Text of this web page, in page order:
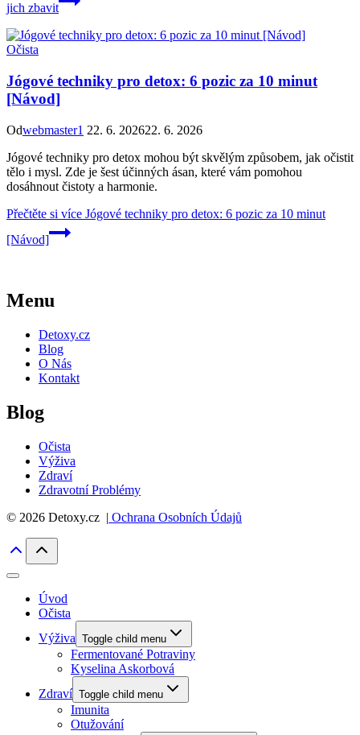
jich zbavit
Očista
Jógové techniky pro detox: 6 pozic za 10 minut
[Návod]
Odwebmaster1 22. 6. 202622. 6. 2026
Jógové techniky pro detox mohou být skvělým způsobem, jak očistit
tělo i mysl. Zde je šest účinných ásan, které vám pomohou
dosáhnout čistoty a harmonie.
Přečtěte si více Jógové techniky pro detox: 6 pozic za 10 minut
[Návod]
Menu
Detoxy.cz
Blog
O Nás
Kontakt
Blog
Očista
Výživa
Zdraví
Zdravotní Problémy
© 2026 Detoxy.cz | Ochrana Osobních Údajů
Úvod
Očista
Výživa Toggle child menu
Fermentované Potraviny
Kyselina Askorbová
Zdraví Toggle child menu
Imunita
Otužování